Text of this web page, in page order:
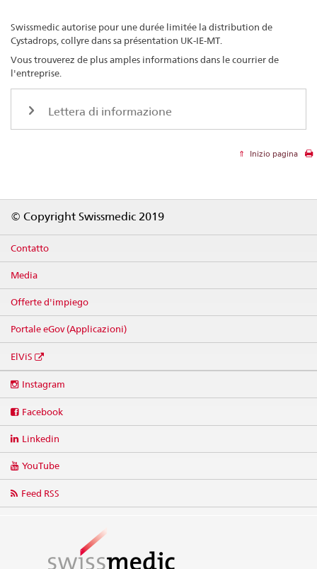
Swissmedic autorise pour une durée limitée la distribution de
Cystadrops, collyre dans sa présentation UK-IE-MT.
Vous trouverez de plus amples informations dans le courrier de
l'entreprise.
Lettera di informazione
Inizio pagina
© Copyright Swissmedic 2019
Contatto
Media
Offerte d'impiego
Portale eGov (Applicazioni)
ElViS
media
Instagram
Facebook
Linkedin
YouTube
Feed RSS